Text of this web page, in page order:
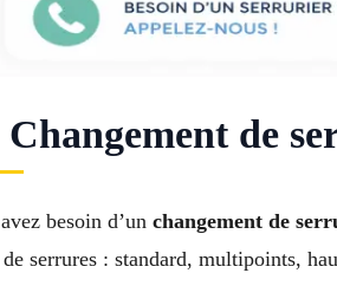
Changement de
besoin d’un changement de
serrures : standard, multipoints,